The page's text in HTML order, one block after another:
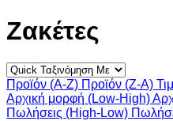
Ζακέτες
Προϊόν (A-Z) Προϊόν (Z-A)
Αρχική μορφή (Low-High)
Πωλήσεις (High-Low)